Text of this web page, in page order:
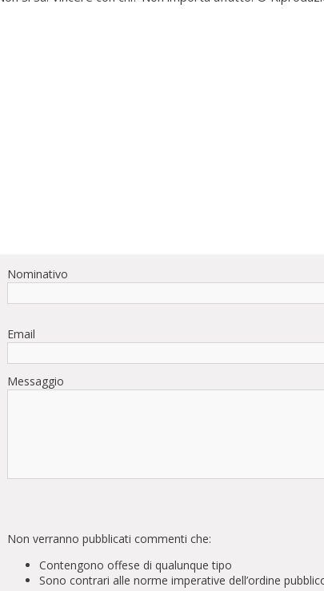
Nominativo
Email
Messaggio
Non verranno pubblicati commenti che:
Contengono offese di qualunque tipo
Sono contrari alle norme imperative dell’ordine